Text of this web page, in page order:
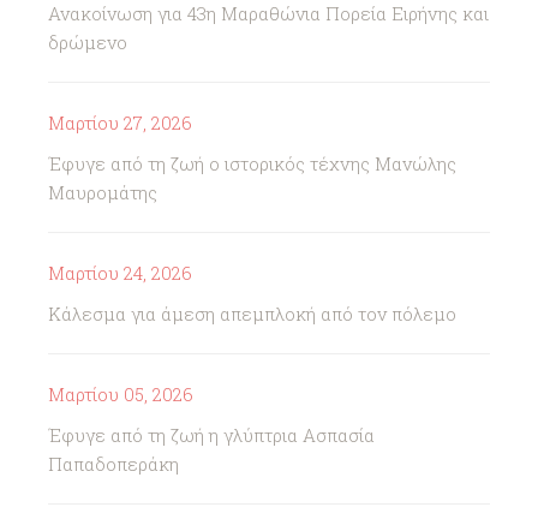
Ανακοίνωση για 43η Μαραθώνια Πορεία Ειρήνης και
δρώμενο
Μαρτίου 27, 2026
Έφυγε από τη ζωή ο ιστορικός τέχνης Μανώλης
Μαυρομάτης
Μαρτίου 24, 2026
Κάλεσμα για άμεση απεμπλοκή από τον πόλεμο
Μαρτίου 05, 2026
Έφυγε από τη ζωή η γλύπτρια Ασπασία
Παπαδοπεράκη